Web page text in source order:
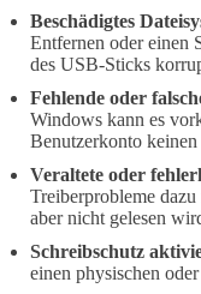
Beschädigtes
Entfernen oder einen
des USB-Sticks
Fehlende oder
Windows kann es
Benutzerkonto
Veraltete oder
Treiberprobleme
aber nicht gelesen
Schreibschutz
einen physischen